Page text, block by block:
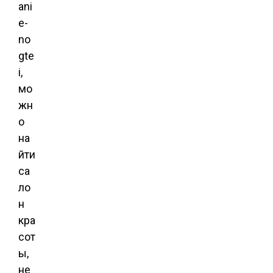
ani
e-
no
gte
i,
мо
жн
о
на
йти
са
ло
н
кра
сот
ы,
не